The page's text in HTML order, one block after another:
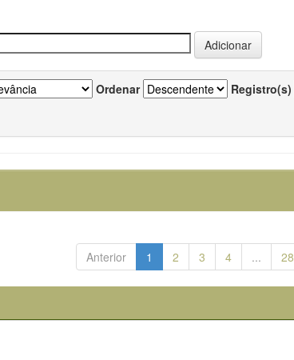
Ordenar Registro(s)
Anterior 1 2 3 4 ... 28